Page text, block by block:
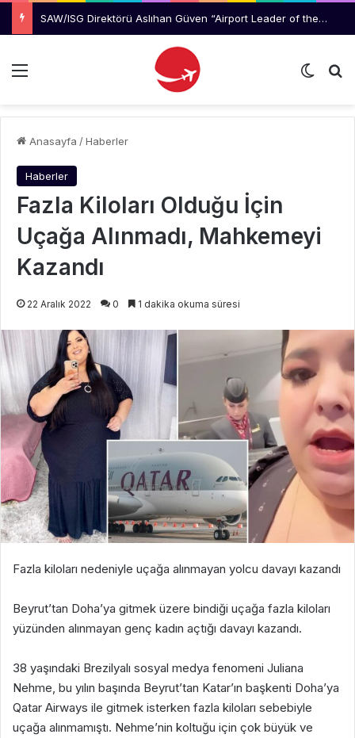
Manchester Havalimanı’nda Uçağı Kaçıran Yolcu Kriz Çıkardı
Menü Dış
Anasayfa /Haberler
Haberler
Fazla Kiloları Olduğu İçin
Uçağa Alınmadı, Mahkemeyi
Kazandı
22 Aralık 2022 0 1 dakika okuma süresi
Fazla kiloları nedeniyle uçağa alınmayan yolcu davayı kazandı
Beyrut’tan Doha’ya gitmek üzere bindiği uçağa fazla kiloları
yüzünden alınmayan genç kadın açtığı davayı kazandı.
38 yaşındaki Brezilyalı sosyal medya fenomeni Juliana
Nehme, bu yılın başında Beyrut’tan Katar’ın başkenti Doha’ya
Qatar Airways ile gitmek isterken fazla kiloları sebebiyle
uçağa alınmamıştı. Nehme’nin koltuğu için çok büyük ve